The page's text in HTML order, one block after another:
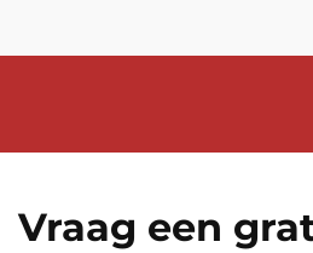
Vraag een